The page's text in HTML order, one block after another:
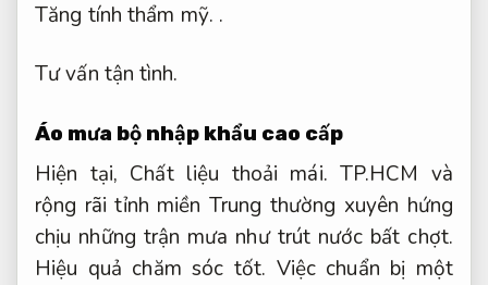
Tăng tính thẩm mỹ. .
Tư vấn tận tình.
Áo mưa bộ nhập khẩu cao cấp
Hiện tại, Chất liệu thoải mái. TP.HCM và
rộng rãi tỉnh miền Trung thường xuyên hứng
chịu những trận mưa như trút nước bất chợt.
Hiệu quả chăm sóc tốt. Việc chuẩn bị một